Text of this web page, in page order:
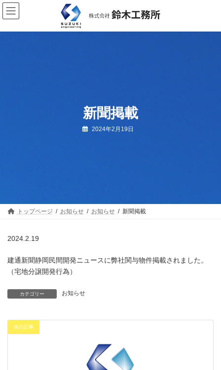
コ
ン
テ
ン
ナ
ビ
ゲ
ー
新聞掲載
2024年2月19日
トップページ お知らせ お知らせ 新聞掲載
2024.2.19
建通新聞静岡民間開発ニュースに弊社関与物件掲載されました。
（宅地分譲開発行為）
カテゴリー お知らせ
前の記事